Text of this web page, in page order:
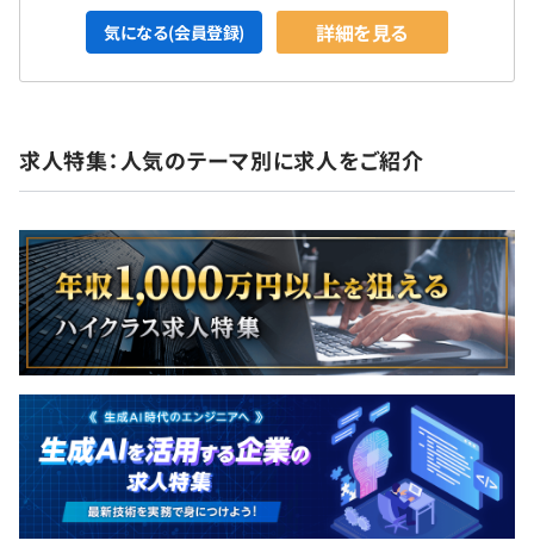
気になる(会員登録) 詳細を見る
求人特集：人気のテーマ別に求人をご紹介